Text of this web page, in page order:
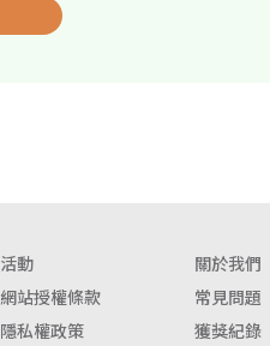
活動 關於我們
網站授權條款 常見問題
隱私權政策 獲獎紀錄